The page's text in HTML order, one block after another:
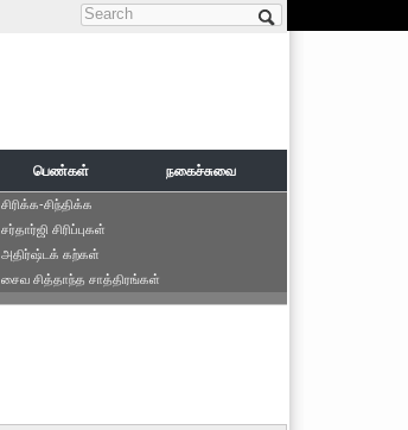
Search form
பெண்கள் நகைச்சுவை
சிரிக்க-சிந்திக்க
சர்தார்ஜி சிரிப்புகள்
அதிர்ஷ்டக் கற்கள்
சைவ சித்தாந்த சாத்திரங்கள்